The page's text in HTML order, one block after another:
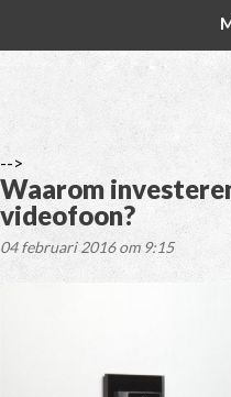
-->
Waarom
videofoon?
04 februari 2016 om 9:15